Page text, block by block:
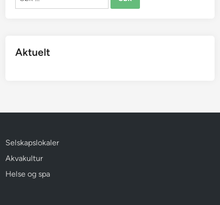
Aktuelt
Selskapslokaler
Akvakultur
Helse og spa